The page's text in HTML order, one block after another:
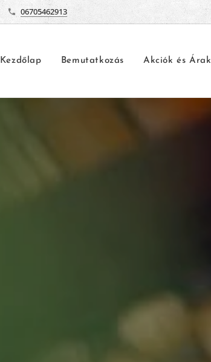
06705462913
Kezdőlap Bemutatkozás Akciók és Árak